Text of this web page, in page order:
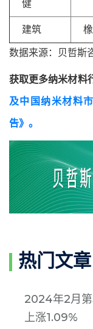
健
建筑
数据来源：贝哲斯
获取更多纳米材料
及中国纳米材料
告》。
热门文章
2024年2月
上涨1.09%